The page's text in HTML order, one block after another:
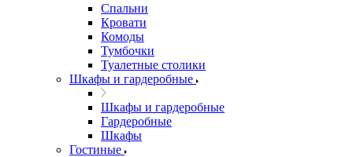
Спальни
Кровати
Комоды
Тумбочки
Туалетные столики
Шкафы и гардеробные
Шкафы и гардеробные
Гардеробные
Шкафы
Гостиные